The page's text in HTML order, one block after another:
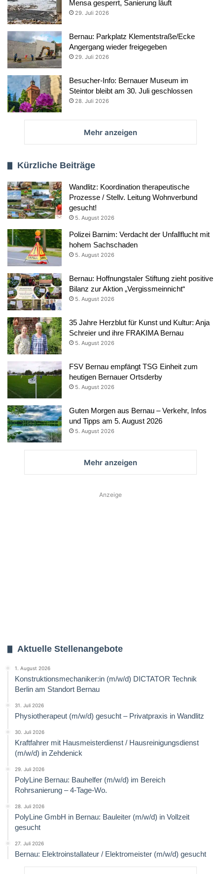
Mensa gesperrt, Sanierung läuft
29. Juli 2026
Bernau: Parkplatz Klementstraße/Ecke
Angergang wieder freigegeben
29. Juli 2026
Besucher-Info: Bernauer Museum im
Steintor bleibt am 30. Juli geschlossen
28. Juli 2026
Mehr anzeigen
Kürzliche Beiträge
Wandlitz: Koordination therapeutische
Prozesse / Stellv. Leitung Wohnverbund
gesucht!
5. August 2026
Polizei Barnim: Verdacht der Unfallflucht mit
hohem Sachschaden
5. August 2026
Bernau: Hoffnungstaler Stiftung zieht positive
Bilanz zur Aktion „Vergissmeinnicht“
5. August 2026
35 Jahre Herzblut für Kunst und Kultur: Anja
Schreier und ihre FRAKIMA Bernau
5. August 2026
FSV Bernau empfängt TSG Einheit zum
heutigen Bernauer Ortsderby
5. August 2026
Guten Morgen aus Bernau – Verkehr, Infos
und Tipps am 5. August 2026
5. August 2026
Mehr anzeigen
Anzeige
Aktuelle Stellenangebote
1. August 2026
Konstruktionsmechaniker:in (m/w/d) DICTATOR Technik
Berlin am Standort Bernau
31. Juli 2026
Physiotherapeut (m/w/d) gesucht – Privatpraxis in Wandlitz
30. Juli 2026
Kraftfahrer mit Hausmeisterdienst / Hausreinigungsdienst
(m/w/d) in Zehdenick
29. Juli 2026
PolyLine Bernau: Bauhelfer (m/w/d) im Bereich
Rohrsanierung – 4-Tage-Wo.
28. Juli 2026
PolyLine GmbH in Bernau: Bauleiter (m/w/d) in Vollzeit
gesucht
27. Juli 2026
Bernau: Elektroinstallateur / Elektromeister (m/w/d) gesucht